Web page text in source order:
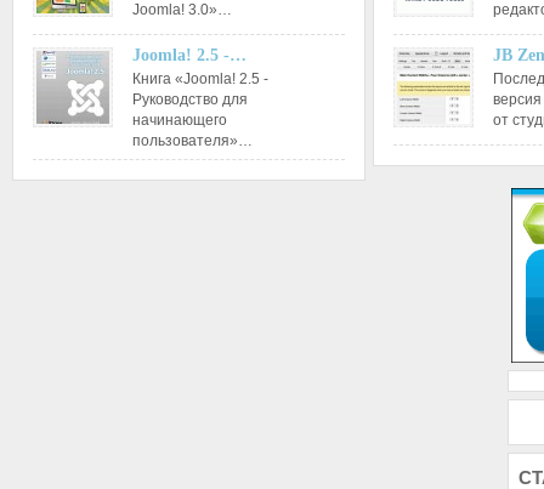
Joomla! 3.0»…
Joomla! 2.5 -…
Книга «Joomla! 2.5 -
Руководство для
начинающего
пользователя»…
JB
от